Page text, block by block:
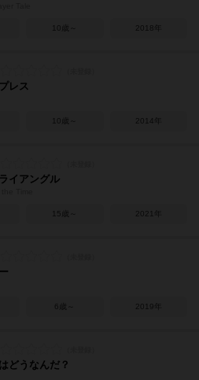
10歳～ 2018年
レス
10歳～ 2014年
イアングル
15歳～ 2021年
6歳～ 2019年
どうなんだ？